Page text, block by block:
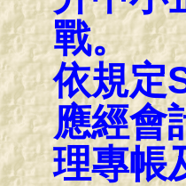
戰。
依規定
應經會
理專帳